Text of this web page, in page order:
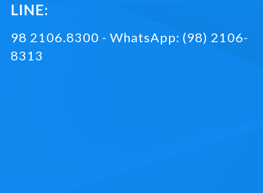
LINE:
98 2106.8300 - WhatsApp: (98) 2106-
8313